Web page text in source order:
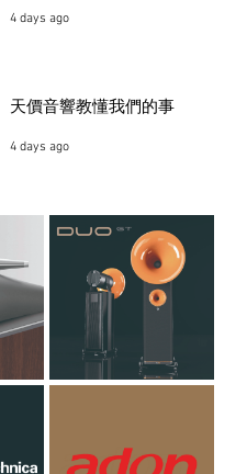
4 days ago
天價音響教懂我們的事
4 days ago